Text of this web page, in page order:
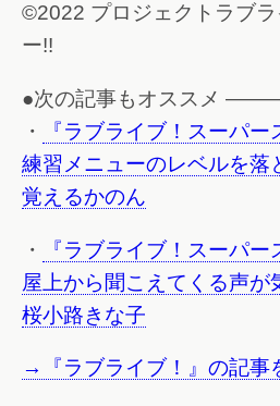
©2022 プロジェクトラブ
ー!!
●次の記事もオススメ
・
『ラブライブ！スーパ
練習メニューのレベルを落
覚えるかのん
・
『ラブライブ！スーパ
屋上から聞こえてくる声が
桜小路きな子
→『ラブライブ！』の記事